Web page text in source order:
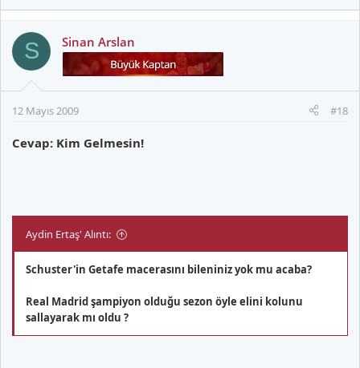
S Sinan Arslan
12 Mayıs 2009 #18
Cevap: Kim Gelmesin!
Aydin Ertaş' Alıntı:
Schuster'in Getafe macerasını bileniniz yok mu acaba?
Real Madrid şampiyon olduğu sezon öyle elini kolunu
sallayarak mı oldu ?